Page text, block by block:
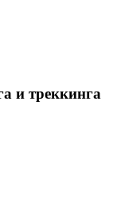
и треккинга